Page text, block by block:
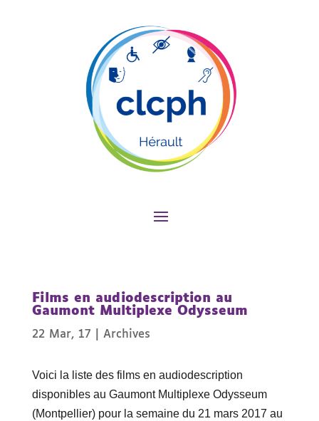
Films en audiodescription au
Gaumont Multiplexe Odysseum
22 Mar, 17 Archives
Voici la liste des films en audiodescription
disponibles au Gaumont Multiplexe Odysseum
(Montpellier) pour la semaine du 21 mars 2017 au